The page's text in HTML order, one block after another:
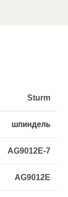
Sturm
шпиндель
AG9012E-7
AG9012E